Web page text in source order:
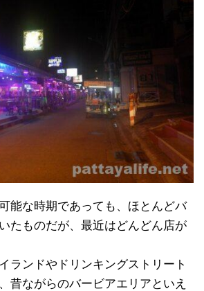
能な時期であっても、ほとんどバ
たものだが、最近はどんどん店が
ランドやドリンキングストリート
昔ながらのバービアエリアといえ